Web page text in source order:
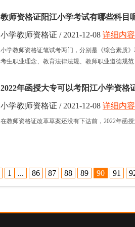
教师资格证阳江小学考试有哪些科目
小学教师资格证 / 2021-12-08
小学教师资格证笔试考两门，分别是《综合素质
考生职业理念、教育法律法规、教师职业道德规范
详细内
2022年函授大专可以考阳江小学资格
小学教师资格证 / 2021-12-08
在教师资格证改革草案还没有下达前，2022年函
详细内
1 ... 86 87 88 89 90 91